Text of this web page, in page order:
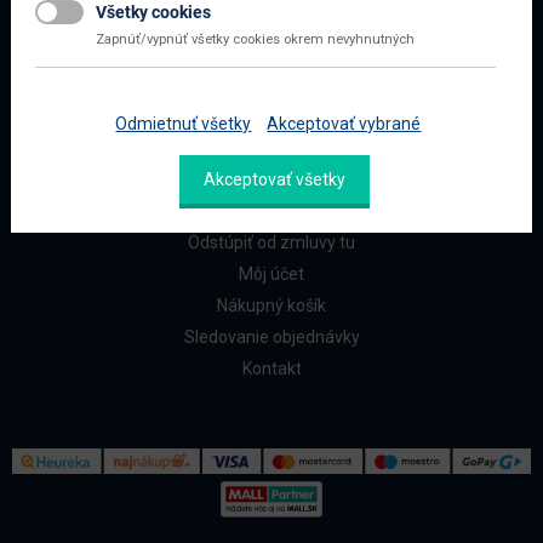
Najčastejšie otázky
Doprava a platba
ZÁKAZNÍCI
Reklamačný formulár
Odstúpiť od zmluvy tu
Môj účet
Nákupný košík
Sledovanie objednávky
Kontakt
Všetky cookies
Zapnúť/vypnúť všetky cookies okrem nevyhnutných
Odmietnuť všetky Akceptovať vybrané
Akceptovať všetky